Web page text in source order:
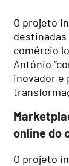
O projeto
comércio
António
inovador e
online do
O projeto